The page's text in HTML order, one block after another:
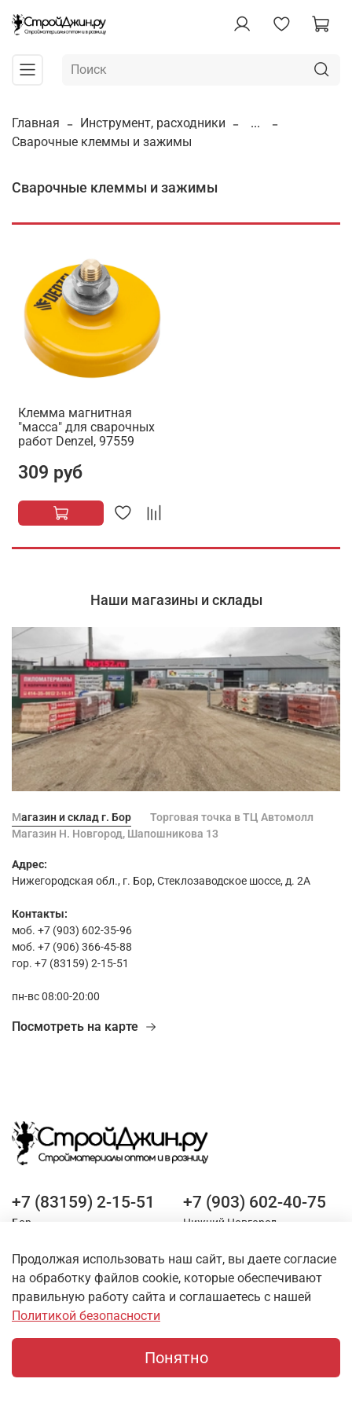
Главная Инструмент, расходники
...
Сварочные клеммы и зажимы
Сварочные клеммы и зажимы
Клемма магнитная
"масса" для сварочных
работ Denzel, 97559
309 руб
Наши магазины и склады
Магазин и склад г. Бор
Торговая точка в ТЦ Автомолл
Магазин Н. Новгород, Шапошникова 13
Адрес:
Нижегородская обл., г. Бор, Стеклозаводское шоссе, д. 2А
Контакты:
моб. +7 (903) 602-35-96
моб. +7 (906) 366-45-88
гор. +7 (83159) 2-15-51
пн-вс 08:00-20:00
Посмотреть на карте
+7 (83159) 2-15-51
Бор
+7 (903) 602-40-75
Нижний Новгород
Оставайтесь на связи
Продолжая использовать наш сайт, вы даете согласие
на обработку файлов cookie, которые обеспечивают
правильную работу сайта и соглашаетесь с нашей
Политикой безопасности
Понятно